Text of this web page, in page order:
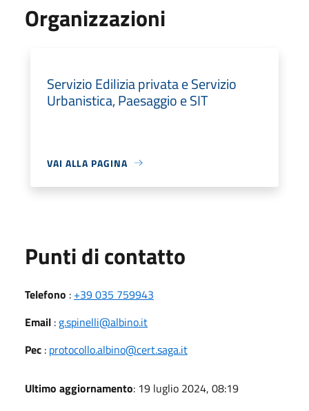
Organizzazioni
Servizio Edilizia privata e Servizio
Urbanistica, Paesaggio e SIT
VAI ALLA PAGINA
Punti di contatto
Telefono : +39 035 759943
Email : g.spinelli@albino.it
Pec : protocollo.albino@cert.saga.it
Ultimo aggiornamento: 19 luglio 2024, 08:19